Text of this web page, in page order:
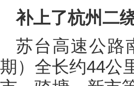
补上了杭州二
苏台高速公路
期）全长约44公